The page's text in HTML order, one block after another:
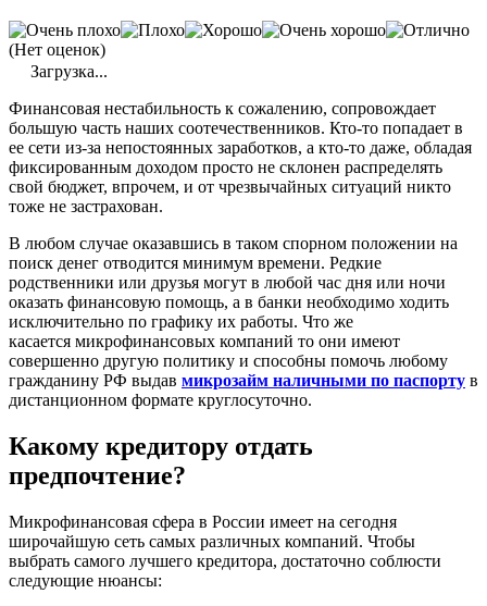
(Нет оценок)
Загрузка...
Финансовая нестабильность к сожалению, сопровождает
большую часть наших соотечественников. Кто-то попадает в
ее сети из-за непостоянных заработков, а кто-то даже, обладая
фиксированным доходом просто не склонен распределять
свой бюджет, впрочем, и от чрезвычайных ситуаций никто
тоже не застрахован.
В любом случае оказавшись в таком спорном положении на
поиск денег отводится минимум времени. Редкие
родственники или друзья могут в любой час дня или ночи
оказать финансовую помощь, а в банки необходимо ходить
исключительно по графику их работы. Что же
касается микрофинансовых компаний то они имеют
совершенно другую политику и способны помочь любому
гражданину РФ выдав микрозайм наличными по паспорту в
дистанционном формате круглосуточно.
Какому кредитору отдать
предпочтение?
Микрофинансовая сфера в России имеет на сегодня
широчайшую сеть самых различных компаний. Чтобы
выбрать самого лучшего кредитора, достаточно соблюсти
следующие нюансы: